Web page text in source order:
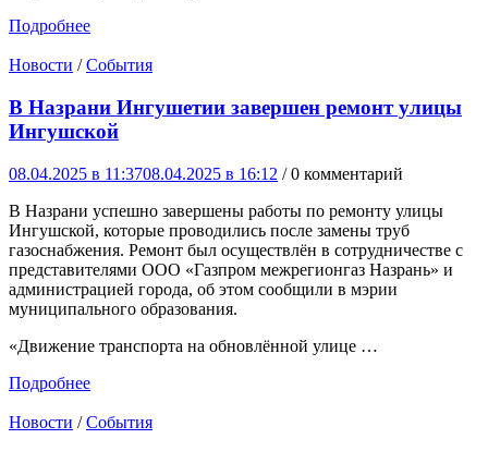
Подробнее
Новости /События
В Назрани Ингушетии завершен ремонт улицы
Ингушской
08.04.2025 в 11:3708.04.2025 в 16:12 / 0 комментарий
В Назрани успешно завершены работы по ремонту улицы
Ингушской, которые проводились после замены труб
газоснабжения. Ремонт был осуществлён в сотрудничестве с
представителями ООО «Газпром межрегионгаз Назрань» и
администрацией города, об этом сообщили в мэрии
муниципального образования.
«Движение транспорта на обновлённой улице …
Подробнее
Новости /События